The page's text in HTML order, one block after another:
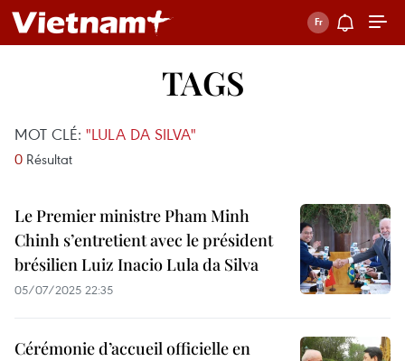
TAGS
MOT CLÉ: "LULA DA SILVA"
0 Résultat
Le Premier ministre Pham Minh
Chinh s’entretient avec le président
brésilien Luiz Inacio Lula da Silva
05/07/2025 22:35
Cérémonie d’accueil officielle en